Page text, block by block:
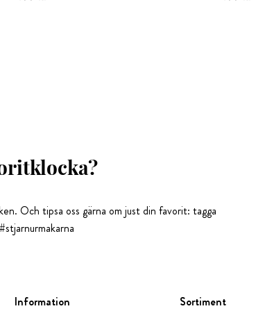
Och tipsa oss gärna om just din favorit: tagga
Information Sortiment